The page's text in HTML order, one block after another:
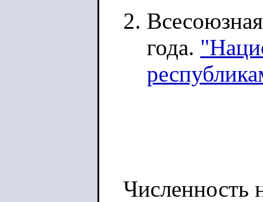
года.
Численность